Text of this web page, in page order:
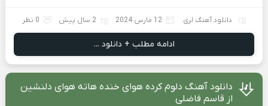
دانلود آهنگ لری 12 مارس 2024 2 سال پیش 0 نظر
ادامه مطلب + دانلود ...
دانلود آهنگ دلوم کرده هوای خنده هاته هوای دلنشین
از قاسم فاضلی